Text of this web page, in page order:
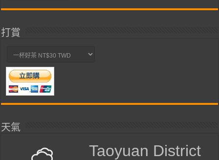
打賞
天氣
Taoyuan District